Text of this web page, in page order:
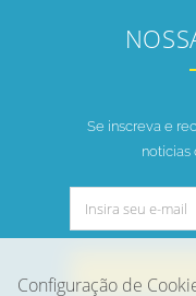
Configuração de
Se inscreva e
notícias